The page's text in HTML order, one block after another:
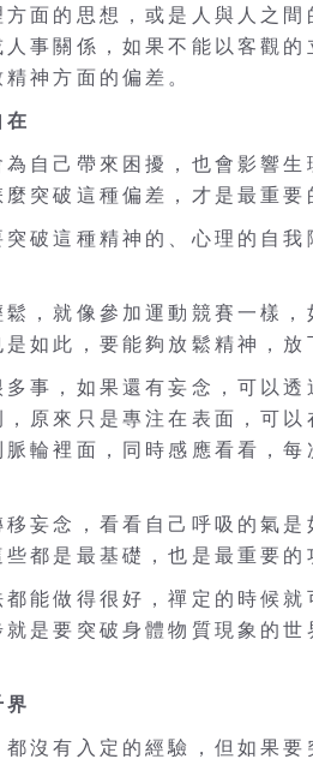
面的思想，或是人與人之間
事關係，如果不能以客觀的
神方面的偏差。
自己帶來困擾，也會影響生
突破這種偏差，才是最重要
破這種精神的、心理的自我
，就像參加運動競賽一樣，
如此，要能夠放鬆精神，放
事，如果還有妄念，可以透
原來只是專注在表面，可以
輪裡面，同時感應看看，每
妄念，看看自己呼吸的氣是
都是最基礎，也是最重要的
能做得很好，禪定的時候就
是要突破身體物質現象的世
沒有入定的經驗，但如果要